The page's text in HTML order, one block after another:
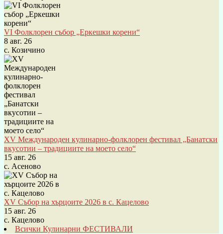
VI Фолклорен събор „Еркешки корени“
8 авг. 26
с. Козичино
XV Международен кулинарно-фолклорен фестивал „Банатски
вкусотии – традициите на моето село“
15 авг. 26
с. Асеново
XV Събор на хърцоите 2026 в с. Кацелово
15 авг. 26
с. Кацелово
Всички Кулинарни ФЕСТИВАЛИ